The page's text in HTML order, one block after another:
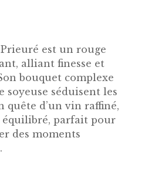
est un rouge
alliant finesse et
bouquet complexe
soyeuse séduisent les
quête d’un vin raffiné,
équilibré, parfait pour
des moments